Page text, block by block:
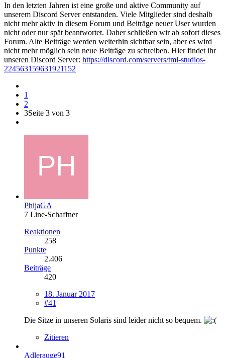
In den letzten Jahren ist eine große und aktive Community auf
unserem Discord Server entstanden. Viele Mitglieder sind deshalb
nicht mehr aktiv in diesem Forum und Beiträge neuer User wurden
nicht oder nur spät beantwortet. Daher schließen wir ab sofort dieses
Forum. Alte Beiträge werden weiterhin sichtbar sein, aber es wird
nicht mehr möglich sein neue Beiträge zu schreiben. Hier findet ihr
unseren Discord Server: https://discord.com/servers/tml-studios-
224563159631921152
1
2
3Seite 3 von 3
PhijaGA
7 Line-Schaffner
Reaktionen
258
Punkte
2.406
Beiträge
420
18. Januar 2017
#41
Die Sitze in unseren Solaris sind leider nicht so bequem.
Zitieren
Adlerauge91